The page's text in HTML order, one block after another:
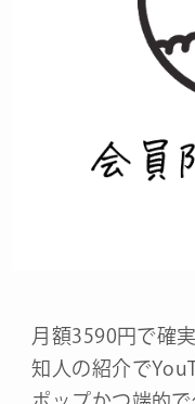
月額3590円で確
知人の紹介で